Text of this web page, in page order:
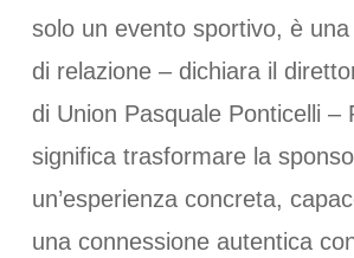
solo un evento sportivo, è
di relazione – dichiara il
di Union Pasquale Ponticelli –
significa trasformare la
un’esperienza concreta,
una connessione autentica